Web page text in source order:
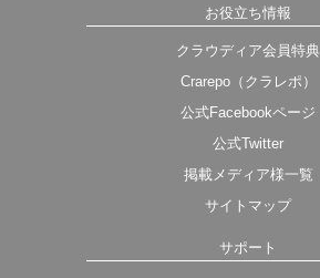
お役立ち情報
クラウディア会員特典
Crarepo（クラレポ）
公式Facebookページ
公式Twitter
掲載メディア様一覧
サイトマップ
サポート